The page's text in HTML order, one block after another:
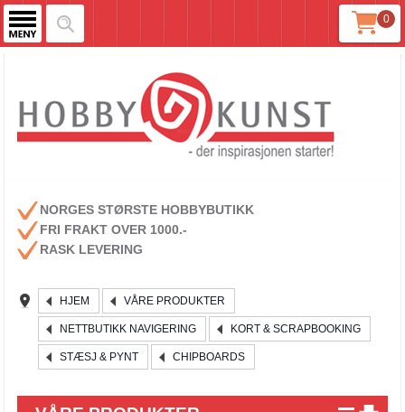
0
NORGES STØRSTE HOBBYBUTIKK
FRI FRAKT OVER 1000.-
RASK LEVERING
HJEM VÅRE PRODUKTER
NETTBUTIKK NAVIGERING KORT & SCRAPBOOKING
STÆSJ & PYNT CHIPBOARDS